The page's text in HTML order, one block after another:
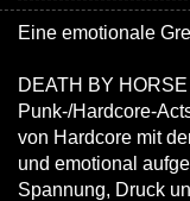
Eine emotionale
DEATH BY
Punk-/Hardcore-
von Hardcore mit
und emotional
Spannung, Druck